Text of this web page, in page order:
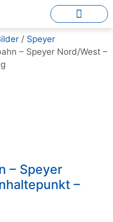
/ Speyer
– Speyer Nord/West –
– Speyer
–